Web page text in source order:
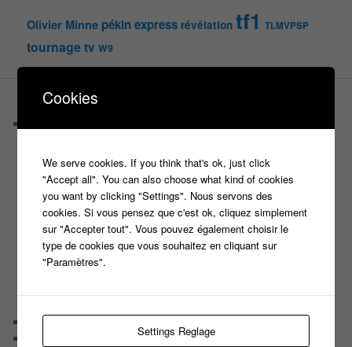
Olivier Minne pékin express révélation tf1 TLMVPSP
tournagetv W9
PAGES
C’est quoi un directeur de casting ?
Harry
Motus
Slam
C’est quoi un casting ?
Tous les castings
Les 12 coups de midi
Chaine Youtube
Cookies
We serve cookies. If you think that's ok, just click
"Accept all". You can also choose what kind of cookies
you want by clicking "Settings". Nous servons des
cookies. Si vous pensez que c'est ok, cliquez simplement
sur "Accepter tout". Vous pouvez également choisir le
type de cookies que vous souhaitez en cliquant sur
"Paramètres".
Settings Reglage